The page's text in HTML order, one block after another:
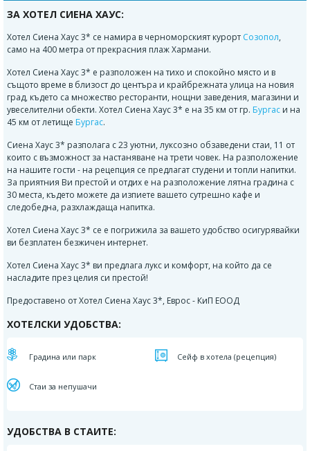
ЗА ХОТЕЛ СИЕНА ХАУС:
Хотел Сиена Хаус 3* се намира в черноморският курорт Созопол,
само на 400 метра от прекрасния плаж Хармани.
Хотел Сиена Хаус 3* е разположен на тихо и спокойно място и в
същото време в близост до центъра и крайбрежната улица на новия
град, където са множество ресторанти, нощни заведения, магазини и
увеселителни обекти. Хотел Сиена Хаус 3* е на 35 км от гр. Бургас и на
45 км от летище Бургас.
Сиена Хаус 3* разполага с 23 уютни, луксозно обзаведени стаи, 11 от
които с възможност за настаняване на трети човек. На разположение
на нашите гости - на рецепция се предлагат студени и топли напитки.
За приятния Ви престой и отдих е на разположение лятна градина с
30 места, където можете да изпиете вашето сутрешно кафе и
следобедна, разхлаждаща напитка.
Хотел Сиена Хаус 3* се е погрижила за вашето удобство осигурявайки
ви безплатен безжичен интернет.
Хотел Сиена Хаус 3* ви предлага лукс и комфорт, на който да се
насладите през целия си престой!
Предоставено от Хотел Сиена Хаус 3*, Еврос - КиП ЕООД
ХОТЕЛСКИ УДОБСТВА:
Градина или парк Сейф в хотела (рецепция)
Стаи за непушачи
УДОБСТВА В СТАИТЕ: